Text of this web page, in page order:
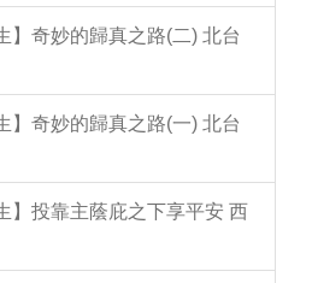
】奇妙的歸真之路(二) 北台
】奇妙的歸真之路(一) 北台
】投靠主蔭庇之下享平安 西